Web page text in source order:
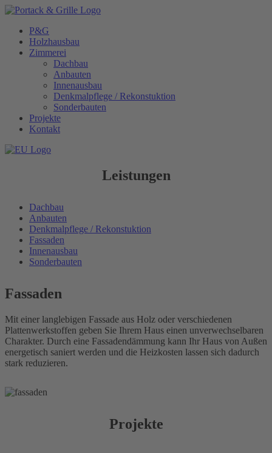
Skip
contentP&G
Holzhausbau
Zimmerei
Dachbau
Anbauten
Innenausbau
Denkmalpflege / Rekonstuktion
Sonderbauten
Projekte
Kontakt
Leistungen
Dachbau
Anbauten
Denkmalpflege / Rekonstuktion
Fassaden
Innenausbau
Sonderbauten
Fassaden
Mit einer langlebigen Fassade aus Holz oder verschiedenen
Plattenwerkstoffen geben Sie Ihrem Haus einen unverwechselbaren
Charakter. Durch eine Fassadendämmung kann Ihr Haus von Außen
energetisch saniert werden und die Heizkosten lassen sich dadurch
stark reduzieren.
Projekte